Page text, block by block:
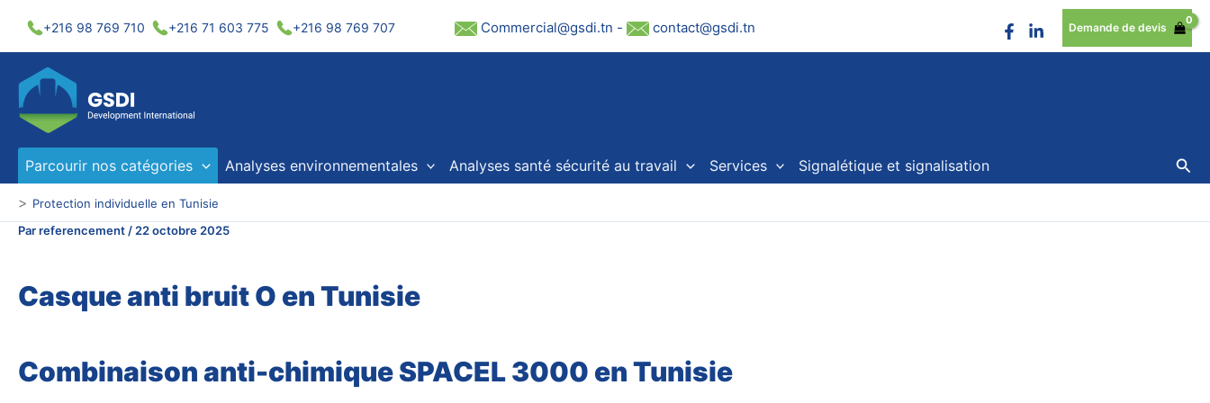
contenu
+216 98 769 710 +216 71 603 775 +216 98 769 707 Commercial@gsdi.tn - contact@gsdi.tn Demande de devis
Parcourir nos catégories Analyses environnementales Analyses santé sécurité au travail Services Signalétique et signalisation
> Protection individuelle en Tunisie
Parreferencement / 22 octobre 2025
Casque anti bruit O en Tunisie
Combinaison anti-chimique SPACEL 3000 en Tunisie